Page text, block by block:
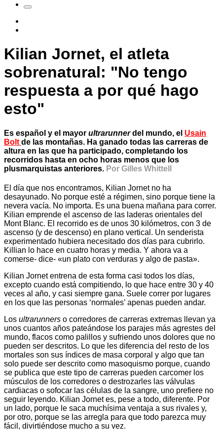
Kilian Jornet, el atleta
sobrenatural: "No tengo
respuesta a por qué hago
esto"
Es español y el mayor ultrarunnerdel mundo, el Usain
Bolt de las montañas. Ha ganado todas las carreras de
altura en las que ha participado, completando los
recorridos hasta en ocho horas menos que los
plusmarquistas anteriores. Por Gilles Whittell
El día que nos encontramos, Kilian Jornet no ha
desayunado. No porque esté a régimen, sino porque tiene la
nevera vacía. No importa. Es una buena mañana para correr.
Kilian emprende el ascenso de las laderas orientales del
Mont Blanc. El recorrido es de unos 30 kilómetros, con 3 de
ascenso (y de descenso) en plano vertical. Un senderista
experimentado hubiera necesitado dos días para cubrirlo.
Killian lo hace en cuatro horas y media. Y ahora va a
comerse- dice- «un plato con verduras y algo de pasta».
Kilian Jornet entrena de esta forma casi todos los días,
excepto cuando está compitiendo, lo que hace entre 30 y 40
veces al año, y casi siempre gana. Suele correr por lugares
en los que las personas ‘normales’ apenas pueden andar.
Los ultrarunners o corredores de carreras extremas llevan ya
unos cuantos años pateándose los parajes más agrestes del
mundo, flacos como palillos y sufriendo unos dolores que no
pueden ser descritos. Lo que les diferencia del resto de los
mortales son sus índices de masa corporal y algo que tan
solo puede ser descrito como masoquismo porque, cuando
se publica que este tipo de carreras pueden carcomer los
músculos de los corredores o destrozarles las válvulas
cardiacas o sofocar las células de la sangre, uno prefiere no
seguir leyendo. Kilian Jornet es, pese a todo, diferente. Por
un lado, porque le saca muchísima ventaja a sus rivales y,
por otro, porque se las arregla para que todo parezca muy
fácil, divirtiéndose mucho a su vez.